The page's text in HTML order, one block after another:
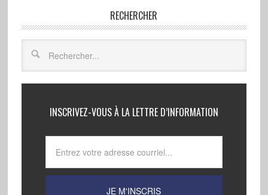
RECHERCHER
INSCRIVEZ-VOUS À LA LETTRE D’INFORMATION